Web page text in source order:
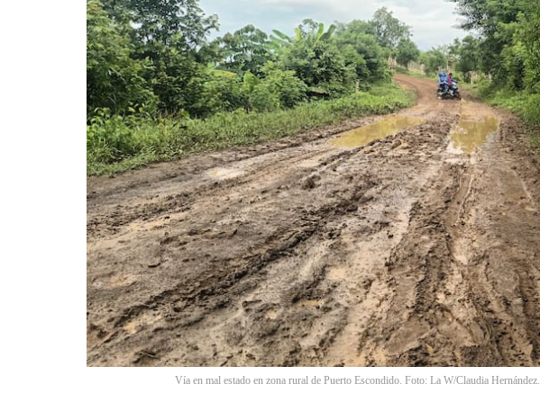
Vía en mal estado en zona rural de Puerto Escondido. Foto: La W/Claudia Hernández.